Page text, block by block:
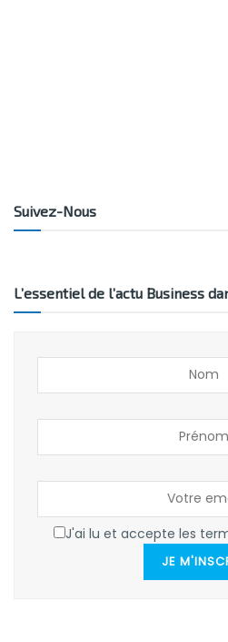
Suivez-Nous
L’essentiel de l’actu Business
J'ai lu et accepte les
JE